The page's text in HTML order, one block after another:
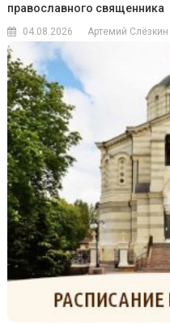
православного священника
04.08.2026 Артемий Слёзкин